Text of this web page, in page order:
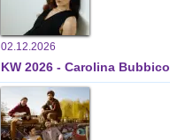
02.12.2026
KW 2026 - Carolina Bubbico